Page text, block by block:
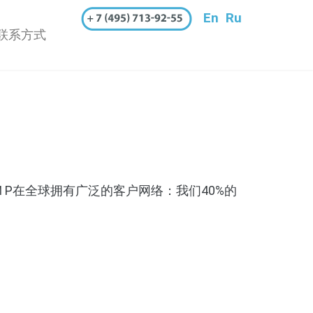
En Ru
系方式
在全球拥有广泛的客户网络：我们40%的